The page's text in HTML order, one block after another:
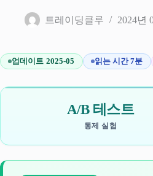
트레이딩클루 2024년
업데이트 2025-05 읽는 시간 7분
A/B 테스트
통제 실험